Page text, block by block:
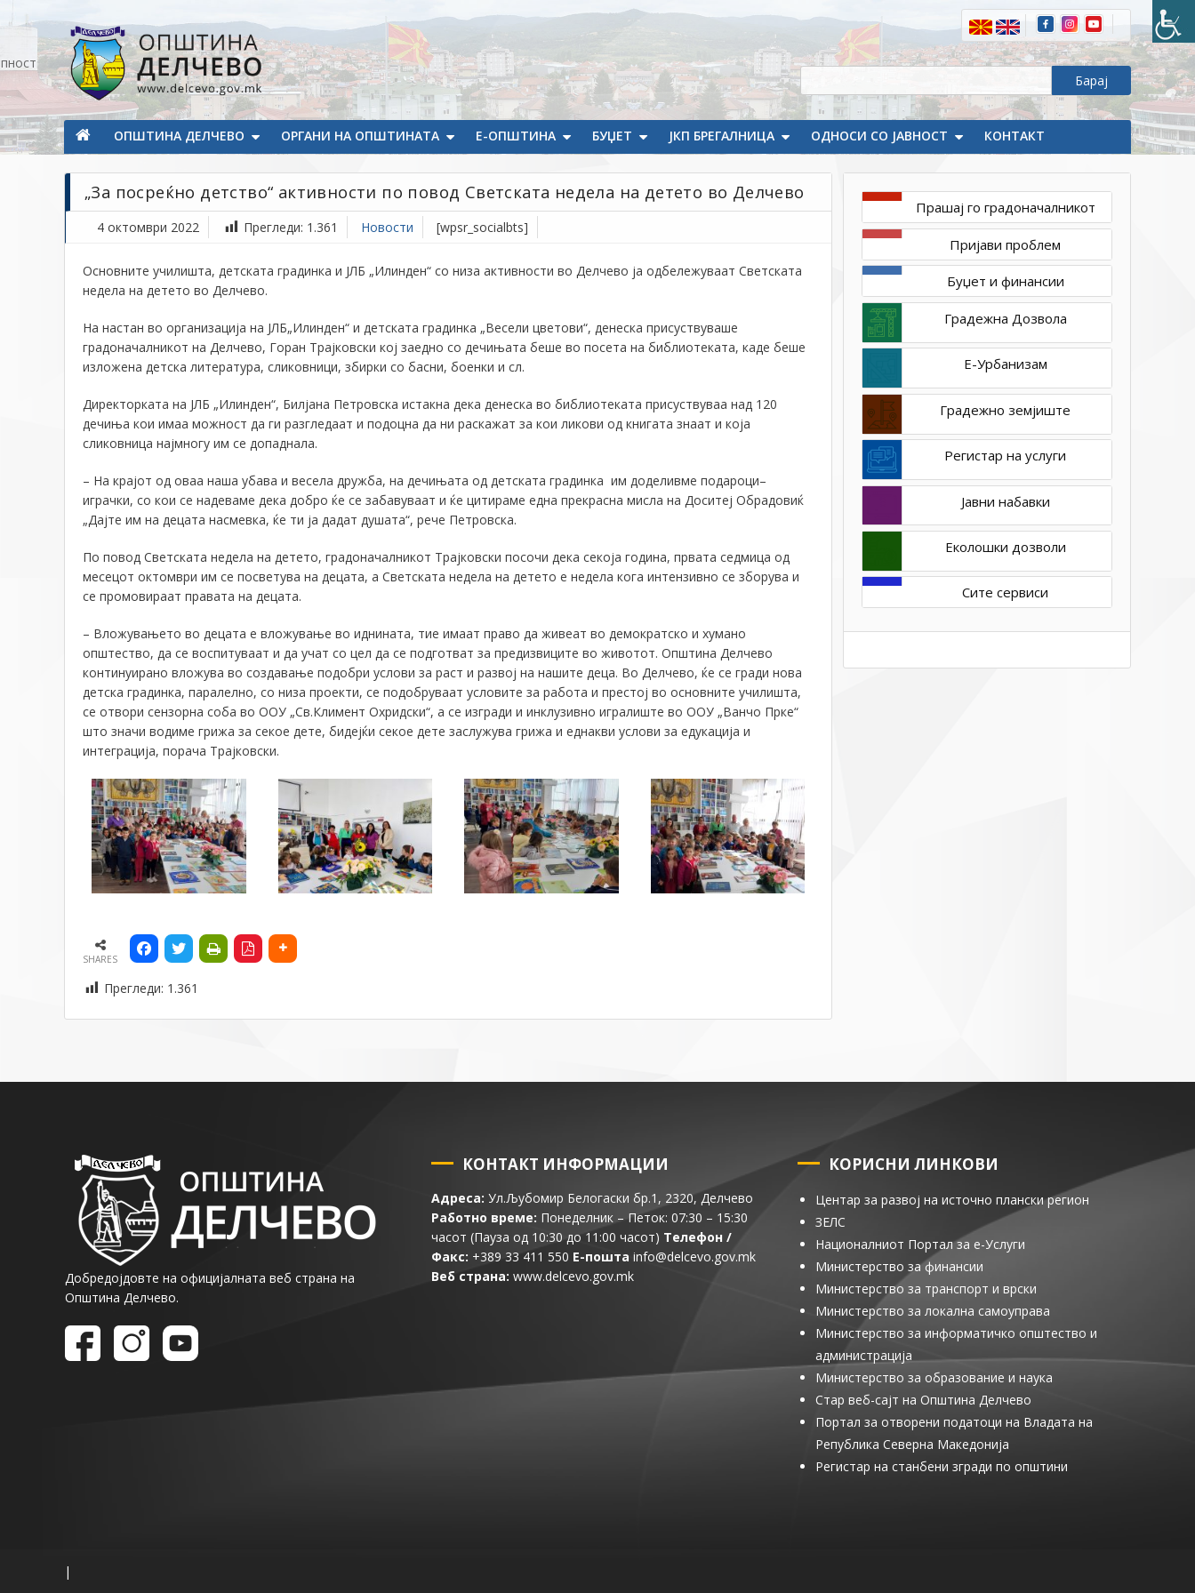
Општина Делчево
Општина Делчево
ОПШТИНА ДЕЛЧЕВО ОРГАНИ НА ОПШТИНАТА Е-ОПШТИНА БУЏЕТ ЈКП БРЕГАЛНИЦА ОДНОСИ СО ЈАВНОСТ КОНТАКТ
„За посреќно детство“ активности по повод Светската недела на детето во Делчево
4 октомври 2022 Прегледи: 1.361 Новости [wpsr_socialbts]
по
повод
недела
на
детето
во
Делчево
Основните училишта, детската градинка и ЈЛБ „Илинден“ со низа активности во Делчево ја одбележуваат Светската
недела на детето во Делчево.
На настан во организација на ЈЛБ„Илинден“ и детската градинка „Весели цветови“, денеска присуствуваше
градоначалникот на Делчево, Горан Трајковски кој заедно со дечињата беше во посета на библиотеката, каде беше
изложена детска литература, сликовници, збирки со басни, боенки и сл.
Директорката на ЈЛБ „Илинден“, Билјана Петровска истакна дека денеска во библиотеката присуствуваа над 120
дечиња кои имаа можност да ги разгледаат и подоцна да ни раскажат за кои ликови од книгата знаат и која
сликовница најмногу им се допаднала.
– На крајот од оваа наша убава и весела дружба, на дечињата од детската градинка им доделивме подароци–
играчки, со кои се надеваме дека добро ќе се забавуваат и ќе цитираме една прекрасна мисла на Доситеј Обрадовиќ
„Дајте им на децата насмевка, ќе ти ја дадат душата“, рече Петровска.
По повод Светската недела на детето, градоначалникот Трајковски посочи дека секоја година, првата седмица од
месецот октомври им се посветува на децата, а Светската недела на детето e недела кога интензивно се зборува и
се промовираат правата на децата.
– Вложувањето во децата е вложување во иднината, тие имаат право да живеат во демократско и хумано
општество, да се воспитуваат и да учат со цел да се подготват за предизвиците во животот. Општина Делчево
континуирано вложува во создавање подобри услови за раст и развој на нашите деца. Во Делчево, ќе се гради нова
детска градинка, паралелно, со низа проекти, се подобруваат условите за работа и престој во основните училишта,
се отвори сензорна соба во ООУ „Св.Климент Охридски“, а се изгради и инклузивно игралиште во ООУ „Ванчо Прке“
што значи водиме грижа за секое дете, бидејќи секое дете заслужува грижа и еднакви услови за едукација и
интеграција, порача Трајковски.
SHARES
Прегледи: 1.361
Прашај го градоначалникот
Пријави проблем
Буџет и финансии
Градежна Дозвола
Е-Урбанизам
Градежно земјиште
Регистар на услуги
Јавни набавки
Еколошки дозволи
Сите сервиси
Добредојдовте на официјалната веб страна на
Општина Делчево.
КОНТАКТ ИНФОРМАЦИИ
Адреса: Ул.Љубомир Белогаски бр.1, 2320, Делчево
Работно време: Понеделник – Петок: 07:30 – 15:30
часот (Пауза од 10:30 до 11:00 часот) Телефон /
Факс: +389 33 411 550 Е-пошта info@delcevo.gov.mk
Веб страна: www.delcevo.gov.mk
КОРИСНИ ЛИНКОВИ
Центар за развој на источно плански регион
ЗЕЛС
Националниот Портал за е-Услуги
Министерство за финансии
Министерство за транспорт и врски
Министерство за локална самоуправа
Министерство за информатичко општество и
администрација
Министерство за образование и наука
Стар веб-сајт на Општина Делчево
Портал за отворени податоци на Владата на
Република Северна Македонија
Регистар на станбени згради по општини
|